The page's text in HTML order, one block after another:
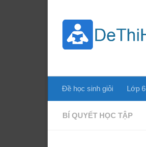
Đề học sinh giỏi Lớp 6
BÍ QUYẾT HỌC TẬP